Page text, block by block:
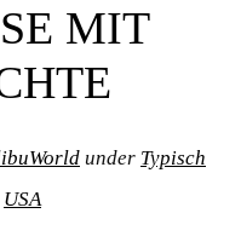
MIT
under Typisch
USA